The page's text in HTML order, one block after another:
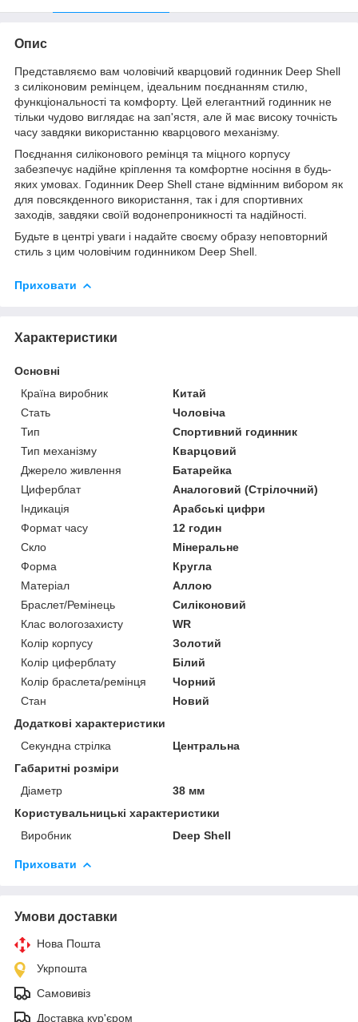
Опис
Представляємо вам чоловічий кварцовий годинник Deep Shell
з силіконовим ремінцем, ідеальним поєднанням стилю,
функціональності та комфорту. Цей елегантний годинник не
тільки чудово виглядає на зап'ястя, але й має високу точність
часу завдяки використанню кварцового механізму.
Поєднання силіконового ремінця та міцного корпусу
забезпечує надійне кріплення та комфортне носіння в будь-
яких умовах. Годинник Deep Shell стане відмінним вибором як
для повсякденного використання, так і для спортивних
заходів, завдяки своїй водонепроникності та надійності.
Будьте в центрі уваги і надайте своєму образу неповторний
стиль з цим чоловічим годинником Deep Shell.
Приховати
Характеристики
Основні
Країна виробник
Китай
Стать
Чоловіча
Тип
Спортивний годинник
Тип механізму
Кварцовий
Джерело живлення
Батарейка
Циферблат
Аналоговий (Стрілочний)
Індикація
Арабські цифри
Формат часу
12 годин
Скло
Мінеральне
Форма
Кругла
Матеріал
Аллою
Браслет/Ремінець
Силіконовий
Клас вологозахисту
WR
Колір корпусу
Золотий
Колір циферблату
Білий
Колір браслета/ремінця
Чорний
Стан
Новий
Додаткові характеристики
Секундна стрілка
Центральна
Габаритні розміри
Діаметр
38 мм
Користувальницькі характеристики
Виробник
Deep Shell
Приховати
Умови доставки
Нова Пошта
Укрпошта
Самовивіз
Доставка кур'єром